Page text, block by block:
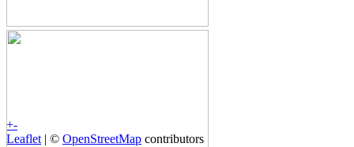
+-
Leaflet | © OpenStreetMap contributors